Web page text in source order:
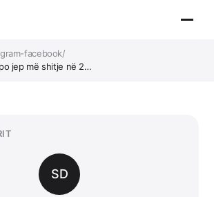
facebook/
jep më shitje në 2…
SD